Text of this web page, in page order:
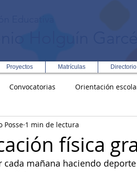
Proyectos Matrículas
Convocatorias Orientación
Formación Integral en Turismo
Inglés Rectoría
física
Posse 1 min de lectura
cada mañana haciendo